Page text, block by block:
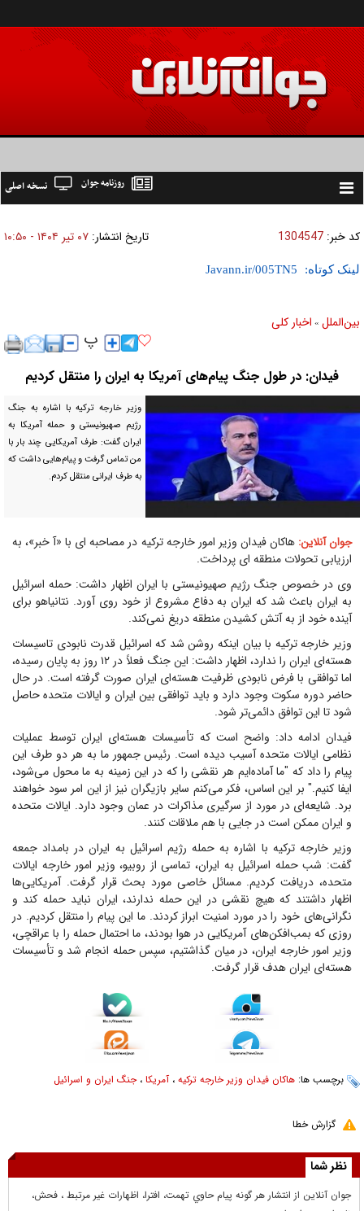
Toggle
نسخه اصلی روزنامه جوان
کد خبر: 1304547 تاریخ انتشار: ۰۷ تير ۱۴۰۴ - ۱۰:۵۰
لینک کوتاه:
بين‌الملل » اخبار كلی
فیدان: در طول جنگ پیام‌های آمریکا به ایران را منتقل کردیم
وزیر خارجه ترکیه با اشاره به جنگ
رژیم صهیونیستی و حمله آمریکا به
ایران گفت: طرف آمریکایی چند بار با
من تماس گرفت و پیام‌هایی داشت که
به طرف ایرانی منتقل کردم.
جوان آنلاین: هاکان فیدان وزیر امور خارجه ترکیه در مصاحبه ای با «آ خبر»، به
ارزیابی تحولات منطقه ای پرداخت.
وی در خصوص جنگ رژیم صهیونیستی با ایران اظهار داشت: حمله اسرائیل
به ایران باعث شد که ایران به دفاع مشروع از خود روی آورد. نتانیاهو برای
آینده خود از به آتش کشیدن منطقه دریغ نمی‌کند.
وزیر خارجه ترکیه با بیان اینکه روشن شد که اسرائیل قدرت نابودی تاسیسات
هسته‌ای ایران را ندارد، اظهار داشت: این جنگ فعلاً در ۱۲ روز به پایان رسیده،
اما توافقی با فرض نابودی ظرفیت هسته‌ای ایران صورت گرفته است. در حال
حاضر دوره سکوت وجود دارد و باید توافقی بین ایران و ایالات متحده حاصل
شود تا این توافق دائمی‌تر شود.
فیدان ادامه داد: واضح است که تأسیسات هسته‌ای ایران توسط عملیات
نظامی ایالات متحده آسیب دیده است. رئیس جمهور ما به هر دو طرف این
پیام را داد که "ما آماده‌ایم هر نقشی را که در این زمینه به ما محول می‌شود،
ایفا کنیم." بر این اساس، فکر می‌کنم سایر بازیگران نیز از این امر سود خواهند
برد. شایعه‌ای در مورد از سرگیری مذاکرات در عمان وجود دارد. ایالات متحده
و ایران ممکن است در جایی با هم ملاقات کنند.
وزیر خارجه ترکیه با اشاره به حمله رژیم اسرائیل به ایران در بامداد جمعه
گفت: شب حمله اسرائیل به ایران، تماسی از روبیو، وزیر امور خارجه ایالات
متحده، دریافت کردیم. مسائل خاصی مورد بحث قرار گرفت. آمریکایی‌ها
اظهار داشتند که هیچ نقشی در این حمله ندارند، ایران نباید حمله کند و
نگرانی‌های خود را در مورد امنیت ابراز کردند. ما این پیام را منتقل کردیم. در
روزی که بمب‌افکن‌های آمریکایی در هوا بودند، ما احتمال حمله را با عراقچی،
وزیر امور خارجه ایران، در میان گذاشتیم، سپس حمله انجام شد و تأسیسات
هسته‌ای ایران هدف قرار گرفت.
برچسب ها: هاکان فیدان وزیر خارجه ترکیه ، آمریکا ،جنگ ایران و اسرائیل
گزارش خطا
نظر شما
جوان آنلاين از انتشار هر گونه پيام حاوي تهمت، افترا، اظهارات غير مرتبط ، فحش،